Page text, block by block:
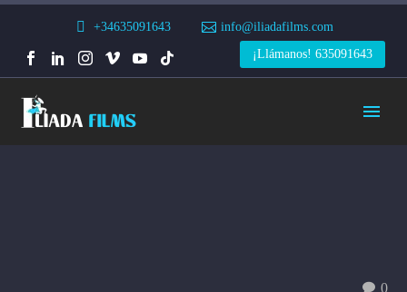
+34635091643
info@iliadafilms.com
¡Llámanos! 635091643
0